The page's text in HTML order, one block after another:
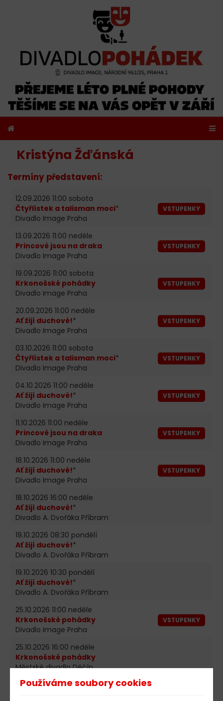
Kristýna Žďánská
Termíny představení:
12.09.2026 11:00 sobota
Čtyřlístek a talisman moci*
Divadlo Image Praha
VSTUPENKY
13.09.2026 11:00 neděle
Princové jsou na draka
Divadlo Image Praha
VSTUPENKY
19.09.2026 11:00 sobota
Krkonošské pohádky
Divadlo Image Praha
VSTUPENKY
20.09.2026 11:00 neděle
Ať žijí duchové!*
Divadlo Image Praha
VSTUPENKY
03.10.2026 11:00 sobota
Čtyřlístek a talisman moci*
Divadlo Image Praha
VSTUPENKY
04.10.2026 11:00 neděle
Ať žijí duchové!*
Divadlo Image Praha
VSTUPENKY
11.10.2026 11:00 neděle
Princové jsou na draka
Divadlo Image Praha
VSTUPENKY
18.10.2026 11:00 neděle
Ať žijí duchové!*
Divadlo Image Praha
VSTUPENKY
18.10.2026 16:00 neděle
Ať žijí duchové!*
Divadlo A. Dvořáka Příbram
19.10.2026 08:30 pondělí
Ať žijí duchové!*
Divadlo A. Dvořáka Příbram
19.10.2026 10:30 pondělí
Ať žijí duchové!*
Divadlo A. Dvořáka Příbram
25.10.2026 11:00 neděle
Krkonošské pohádky
Divadlo Image Praha
VSTUPENKY
25.10.2026 16:00 neděle
Krkonošské pohádky
Městské divadlo Děčín
01.11.2026 11:00 neděle
Používáme soubory cookies